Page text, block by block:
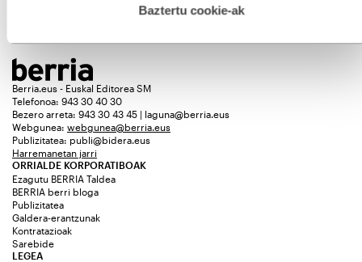
esplizitua ematen diguzu.Gehiago irakurri
Baztertu cookie-ak
Berria.eus - Euskal Editorea SM
Telefonoa: 943 30 40 30
Bezero arreta: 943 30 43 45 | laguna@berria.eus
Webgunea: webgunea@berria.eus
Publizitatea: publi@bidera.eus
Harremanetan jarri
ORRIALDE KORPORATIBOAK
Ezagutu BERRIA Taldea
BERRIA berri bloga
Publizitatea
Galdera-erantzunak
Kontratazioak
Sarebide
LEGEA